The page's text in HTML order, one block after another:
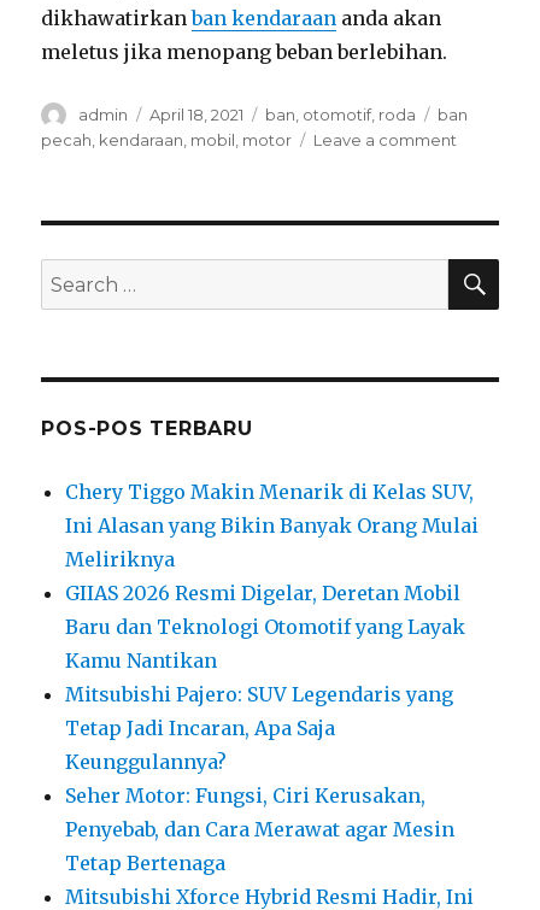
dikhawatirkanban kendaraan anda akan
meletus jika menopang beban berlebihan.
Author
admin
Posted
on
April 18, 2021 Categories
ban, otomotif, roda Tags
ban
pecah, kendaraan, mobil, motor Leave a comment
Inilah
Search
for:
POS-POS TERBARU
Chery Tiggo Makin Menarik di Kelas SUV,
Ini Alasan yang Bikin Banyak Orang Mulai
Meliriknya
GIIAS 2026 Resmi Digelar, Deretan Mobil
Baru dan Teknologi Otomotif yang Layak
Kamu Nantikan
Mitsubishi Pajero: SUV Legendaris yang
Tetap Jadi Incaran, Apa Saja
Keunggulannya?
Seher Motor: Fungsi, Ciri Kerusakan,
Penyebab, dan Cara Merawat agar Mesin
Tetap Bertenaga
Mitsubishi Xforce Hybrid Resmi Hadir, Ini